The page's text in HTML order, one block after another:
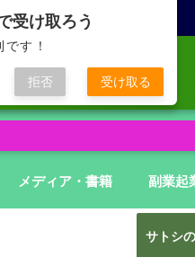
円物販
メディア・書籍 副業起
サトシ
受け取ろう
す！
拒否 受け取る